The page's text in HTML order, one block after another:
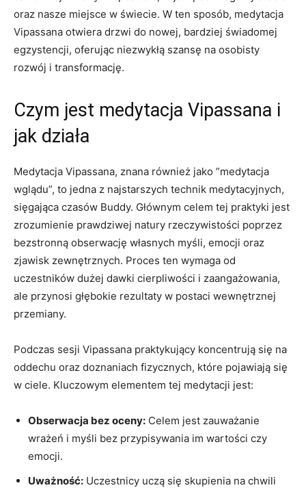
oraz nasze miejsce w świecie. ⁢W ten sposób, medytacja
Vipassana‌ otwiera drzwi do⁣ nowej, bardziej ⁢świadomej
egzystencji, oferując niezwykłą‍ szansę na osobisty
rozwój i transformację.
Czym‌ jest medytacja Vipassana i‌
jak działa
Medytacja Vipassana, znana również jako ​”medytacja
wglądu”, to jedna z najstarszych technik medytacyjnych,
sięgająca czasów Buddy. Głównym celem ​tej praktyki jest‌
zrozumienie prawdziwej natury rzeczywistości poprzez
bezstronną obserwację własnych myśli, emocji oraz
zjawisk zewnętrznych. Proces⁣ ten​ wymaga od
⁤uczestników dużej dawki cierpliwości⁢ i zaangażowania,
ale⁢ przynosi głębokie rezultaty w postaci wewnętrznej⁣
przemiany.
Podczas sesji Vipassana praktykujący koncentrują ​się⁣ na
‍oddechu oraz doznaniach fizycznych, które pojawiają się
w ciele. Kluczowym elementem tej⁢ medytacji⁣ jest:
Obserwacja⁢ bez oceny: Celem jest ​zauważanie
wrażeń i myśli ⁤bez przypisywania im​ wartości czy
emocji.
Uważność: ​Uczestnicy uczą się skupienia na chwili